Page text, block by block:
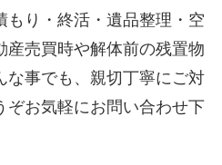
もり・終活・遺品整理・空
産売買時や解体前の残置物
な事でも、親切丁寧にご対
ぞお気軽にお問い合わせ下